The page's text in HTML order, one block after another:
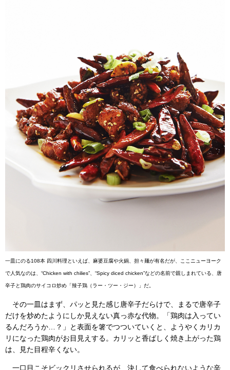
一皿にのる108本 四川料理といえば、麻婆豆腐や火鍋、担々麺が有名だが、ここニューヨーク
で人気なのは、“Chicken with chilies”、“Spicy diced chicken”などの名前で親しまれている、唐
辛子と鶏肉のサイコロ炒め「辣子鶏（ラー・ツー・ジー）」だ。
その一皿はまず、パッと見た感じ唐辛子だらけで、まるで唐辛子
だけを炒めたようにしか見えない真っ赤な代物。「鶏肉は入ってい
るんだろうか…？」と表面を箸でつついていくと、ようやくカリカ
リになった鶏肉がお目見えする。カリッと香ばしく焼き上がった鶏
は、見た目程辛くない。
一口目こそビックリさせられるが、決して食べられないような辛